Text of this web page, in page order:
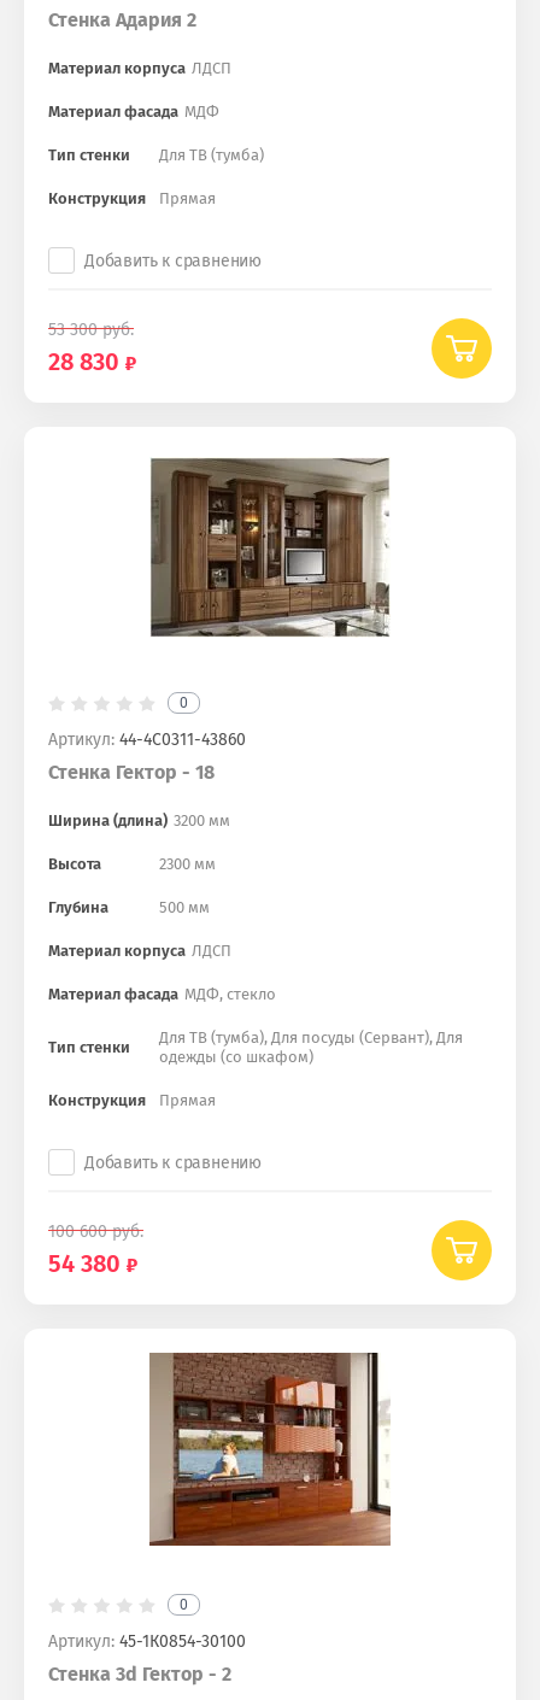
Стенка Адария 2
Материал корпуса ЛДСП
Материал фасада МДФ
Тип стенки Для ТВ (тумба)
Конструкция Прямая
Добавить к сравнению
53 300руб.
28 830
0
Артикул: 44-4С0311-43860
Стенка Гектор - 18
Ширина (длина) 3200 мм
Высота 2300 мм
Глубина 500 мм
Материал корпуса ЛДСП
Материал фасада МДФ, стекло
Тип стенки
Для ТВ (тумба), Для посуды (Сервант), Для
одежды (со шкафом)
Конструкция Прямая
Добавить к сравнению
100 600руб.
54 380
0
Артикул: 45-1К0854-30100
Стенка 3d Гектор - 2